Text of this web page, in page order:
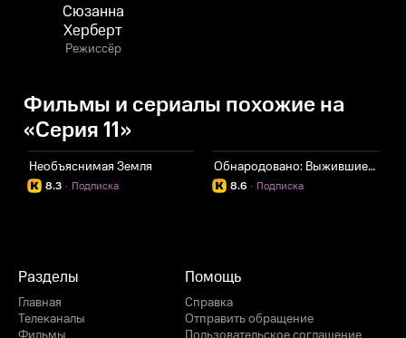
Сюзанна
Херберт
Режиссёр
Фильмы и сериалы похожие на
«Серия 11»
Необъяснимая Земля
8.3 Подписка
·
Обнародовано: Выжившие в Ла Лус дель Мундо
8.6 Подписка
·
Разделы
Главная
Телеканалы
Помощь
Справка
Отправить обращение